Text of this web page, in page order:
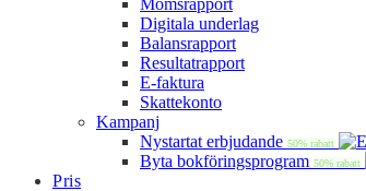
Momsrapport
Digitala underlag
Balansrapport
Resultatrapport
E-faktura
Skattekonto
Kampanj
Nystartat erbjudande 50% rabatt
Byta bokföringsprogram 50% rabatt
Pris